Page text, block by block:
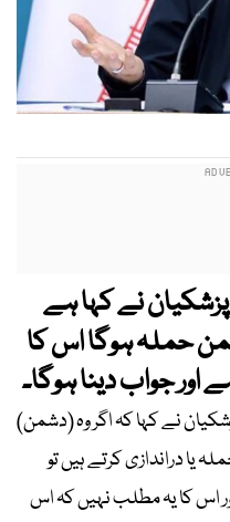
نے کہا ہے
حملہ ہوگا اس کا
اور جواب دینا ہوگا۔
نے کہا کہ اگر وہ (دشمن)
دراندازی کرتے ہیں تو
اس کا یہ مطلب نہیں کہ اس